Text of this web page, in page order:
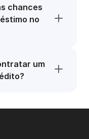
chances
no
um